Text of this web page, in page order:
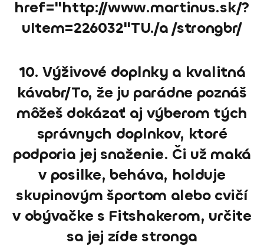
href="http://www.martinus.sk/?
uItem=226032"TU./a /strongbr/
10. Výživové doplnky a kvalitná
kávabr/To, že ju parádne poznáš
môžeš dokázať aj výberom tých
správnych doplnkov, ktoré
podporia jej snaženie. Či už maká
v posilke, beháva, holduje
skupinovým športom alebo cvičí
v obývačke s Fitshakerom, určite
sa jej zíde stronga